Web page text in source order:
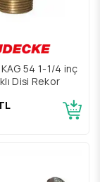
54 1-1/4 inç
Dişi Rekor